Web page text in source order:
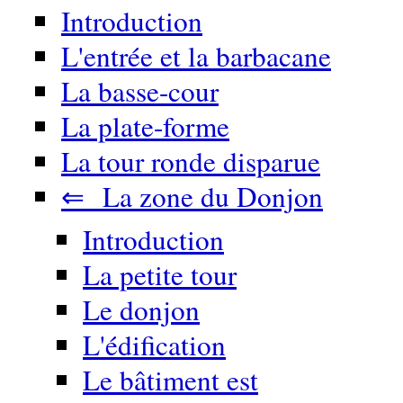
Introduction
L'entrée et la barbacane
La basse-cour
La plate-forme
La tour ronde disparue
⇐ La zone du Donjon
Introduction
La petite tour
Le donjon
L'édification
Le bâtiment est